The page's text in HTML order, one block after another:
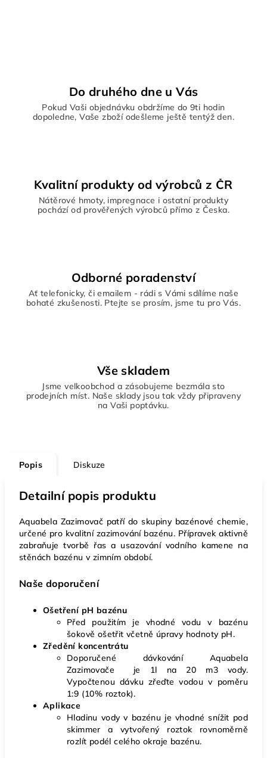
Do druhého dne u Vás
Pokud Vaši objednávku obdržíme do 9ti hodin
dopoledne, Vaše zboží odešleme ještě tentýž den.
Kvalitní produkty od výrobců z ČR
Nátěrové hmoty, impregnace i ostatní produkty
pochází od prověřených výrobců přímo z Česka.
Odborné poradenství
Ať telefonicky, či emailem - rádi s Vámi sdílíme naše
bohaté zkušenosti. Ptejte se prosím, jsme tu pro Vás.
Vše skladem
Jsme velkoobchod a zásobujeme bezmála sto
prodejních míst. Naše sklady jsou tak vždy připraveny
na Vaši poptávku.
Popis Diskuze
Detailní popis produktu
Aquabela Zazimovač patří do skupiny bazénové chemie,
určené pro kvalitní zazimování bazénu. Přípravek aktivně
zabraňuje tvorbě řas a usazování vodního kamene na
stěnách bazénu v zimním období.
Naše doporučení
Ošetření pH bazénu
Před použitím je vhodné vodu v bazénu
šokově ošetřit včetně úpravy hodnoty pH.
Zředění koncentrátu
Doporučené dávkování Aquabela
Zazimovače je 1l na 20 m3 vody.
Vypočtenou dávku zřeďte vodou v poměru
1:9 (10% roztok).
Aplikace
Hladinu vody v bazénu je vhodné snížit pod
skimmer a vytvořený roztok rovnoměrně
rozlít podél celého okraje bazénu.